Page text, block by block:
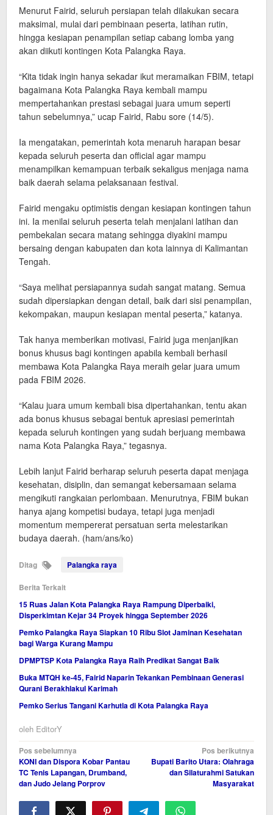
Menurut Fairid, seluruh persiapan telah dilakukan secara
maksimal, mulai dari pembinaan peserta, latihan rutin,
hingga kesiapan penampilan setiap cabang lomba yang
akan diikuti kontingen Kota Palangka Raya.
“Kita tidak ingin hanya sekadar ikut meramaikan FBIM, tetapi
bagaimana Kota Palangka Raya kembali mampu
mempertahankan prestasi sebagai juara umum seperti
tahun sebelumnya,” ucap Fairid, Rabu sore (14/5).
Ia mengatakan, pemerintah kota menaruh harapan besar
kepada seluruh peserta dan official agar mampu
menampilkan kemampuan terbaik sekaligus menjaga nama
baik daerah selama pelaksanaan festival.
Fairid mengaku optimistis dengan kesiapan kontingen tahun
ini. Ia menilai seluruh peserta telah menjalani latihan dan
pembekalan secara matang sehingga diyakini mampu
bersaing dengan kabupaten dan kota lainnya di Kalimantan
Tengah.
“Saya melihat persiapannya sudah sangat matang. Semua
sudah dipersiapkan dengan detail, baik dari sisi penampilan,
kekompakan, maupun kesiapan mental peserta,” katanya.
Tak hanya memberikan motivasi, Fairid juga menjanjikan
bonus khusus bagi kontingen apabila kembali berhasil
membawa Kota Palangka Raya meraih gelar juara umum
pada FBIM 2026.
“Kalau juara umum kembali bisa dipertahankan, tentu akan
ada bonus khusus sebagai bentuk apresiasi pemerintah
kepada seluruh kontingen yang sudah berjuang membawa
nama Kota Palangka Raya,” tegasnya.
Lebih lanjut Fairid berharap seluruh peserta dapat menjaga
kesehatan, disiplin, dan semangat kebersamaan selama
mengikuti rangkaian perlombaan. Menurutnya, FBIM bukan
hanya ajang kompetisi budaya, tetapi juga menjadi
momentum mempererat persatuan serta melestarikan
budaya daerah. (ham/ans/ko)
Ditag Palangka raya
Berita Terkait
15 Ruas Jalan Kota Palangka Raya Rampung Diperbaiki,
Disperkimtan Kejar 34 Proyek hingga September 2026
Pemko Palangka Raya Siapkan 10 Ribu Slot Jaminan Kesehatan
bagi Warga Kurang Mampu
DPMPTSP Kota Palangka Raya Raih Predikat Sangat Baik
Buka MTQH ke-45, Fairid Naparin Tekankan Pembinaan Generasi
Qurani Berakhlakul Karimah
Pemko Serius Tangani Karhutla di Kota Palangka Raya
oleh EditorY
Navigasi
pos
Pos sebelumnya
KONI dan Dispora Kobar Pantau
TC Tenis Lapangan, Drumband,
dan Judo Jelang Porprov
Pos berikutnya
Bupati Barito Utara: Olahraga
dan Silaturahmi Satukan
Masyarakat